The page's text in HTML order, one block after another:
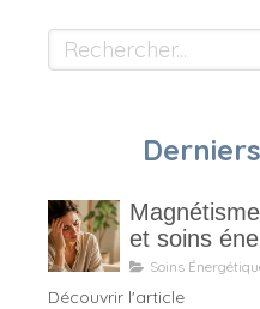
Rechercher
et soins
pourquoi ils
magiques
Soins
Découvrir l'article